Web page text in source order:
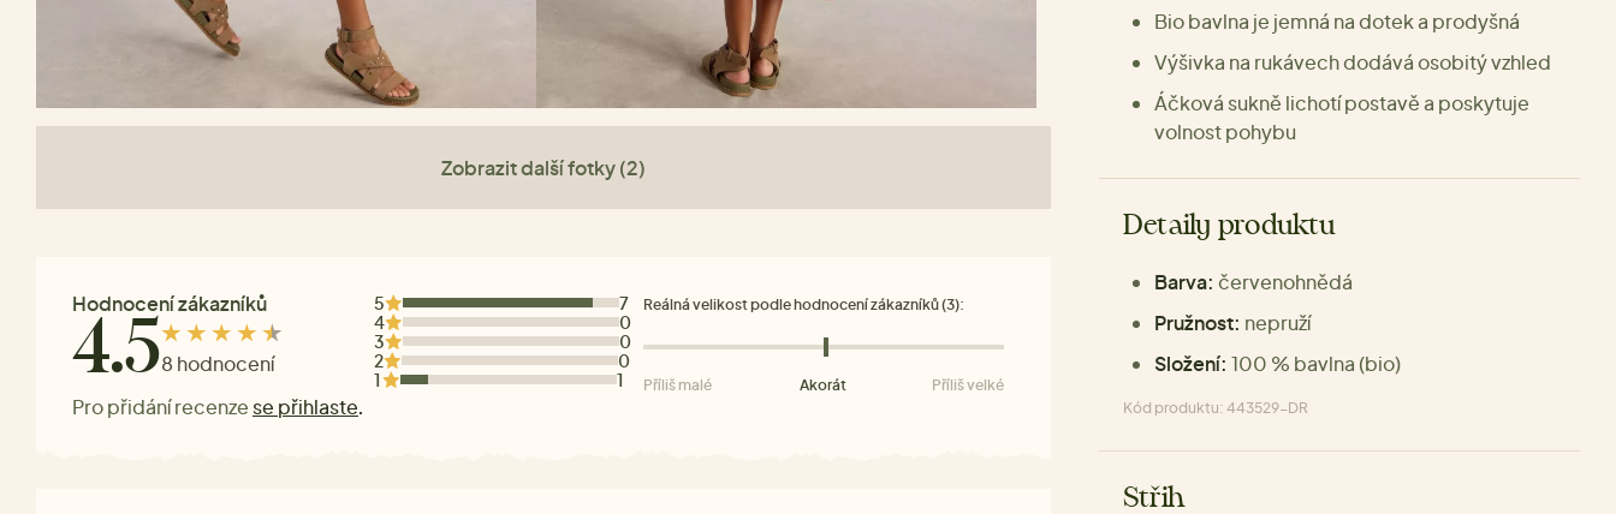
Zobrazit další fotky (2)
Hodnocení zákazníků
4.58 hodnocení
Pro přidání recenze se přihlaste.
5
7
4
0
3
0
2
0
1
1
Reálná velikost podle hodnocení zákazníků (3):
Příliš malé Akorát Příliš velké
Bio bavlna je jemná na dotek a prodyšná
Výšivka na rukávech dodává osobitý vzhled
Áčková sukně lichotí postavě a poskytuje
volnost pohybu
Detaily produktu
Barva: červenohnědá
Pružnost: nepruží
Složení: 100 % bavlna (bio)
Kód produktu: 443529-DR
Střih